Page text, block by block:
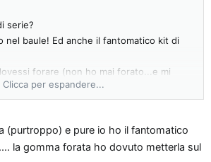
serie?
nel baule! Ed anche il fantomatico kit di
forare (non ho mai forato...e mi
hanno mai forato) telefonerei
Clicca per espandere...
(purtroppo) e pure io ho il fantomatico
la gomma forata ho dovuto metterla sul